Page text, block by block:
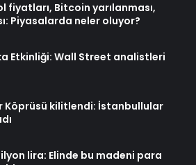
fiyatları, Bitcoin yarılanması,
Piyasalarda neler oluyor?
Etkinliği: Wall Street analistleri
Köprüsü kilitlendi: İstanbullular
lira: Elinde bu madeni para